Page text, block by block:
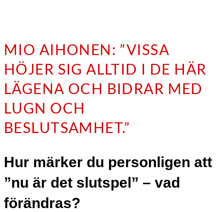
MIO AIHONEN: ”VISSA
HÖJER SIG ALLTID I DE HÄR
LÄGENA OCH BIDRAR MED
LUGN OCH
BESLUTSAMHET.”
Hur märker du personligen att
”nu är det slutspel” – vad
förändras?